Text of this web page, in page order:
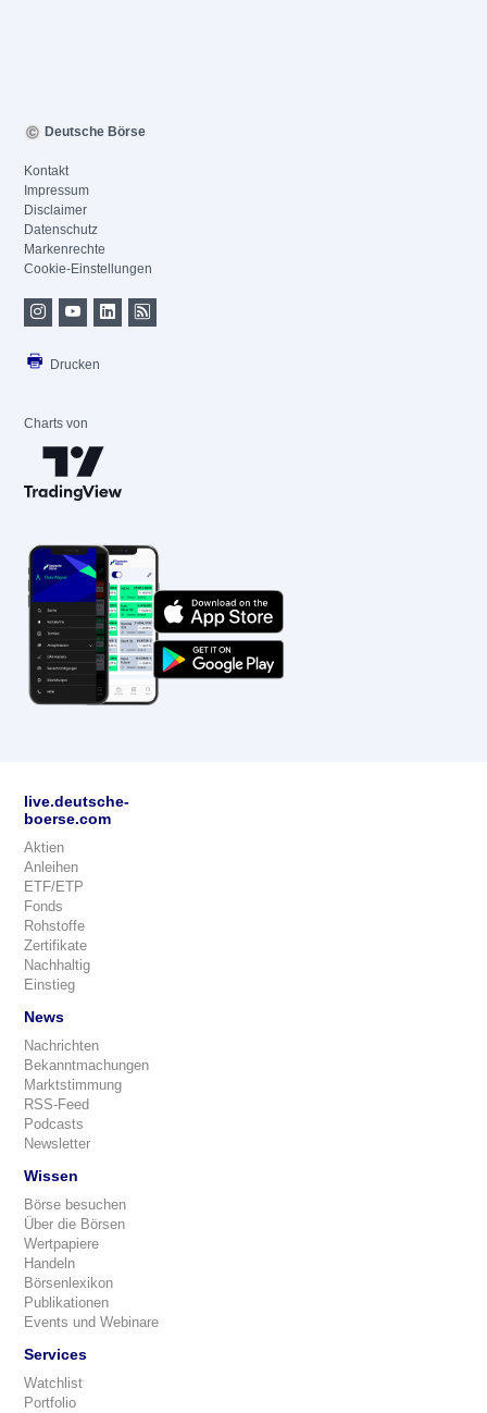
Deutsche Börse
Kontakt
Impressum
Disclaimer
Datenschutz
Markenrechte
Cookie-Einstellungen
Drucken
Charts von
live.deutsche-
boerse.com
Aktien
Anleihen
ETF/ETP
Fonds
Rohstoffe
Zertifikate
Nachhaltig
Einstieg
News
Nachrichten
Bekanntmachungen
Marktstimmung
RSS-Feed
Podcasts
Newsletter
Wissen
Börse besuchen
Über die Börsen
Wertpapiere
Handeln
Börsenlexikon
Publikationen
Events und Webinare
Services
Watchlist
Portfolio